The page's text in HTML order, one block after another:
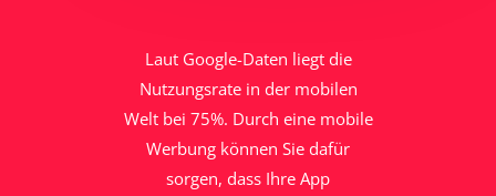
Laut Google-Daten liegt die
Nutzungsrate in der mobilen
Welt bei 75%. Durch eine mobile
Werbung können Sie dafür
sorgen, dass Ihre App